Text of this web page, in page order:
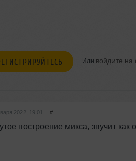
Или войдите на
2022, 19:01 #
построение микса, звучит